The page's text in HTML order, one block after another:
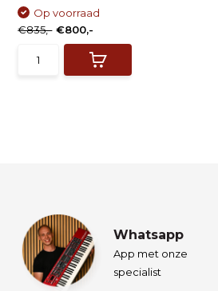
Op voorraad
€835,- €800,-
Whatsapp
App met onze
specialist